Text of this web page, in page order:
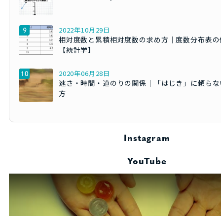
2022年10月29日
相対度数と累積相対度数の求め方｜度数分布表
【統計学】
2020年06月28日
速さ・時間・道のりの関係｜「はじき」に頼ら
方
Instagram
YouTube